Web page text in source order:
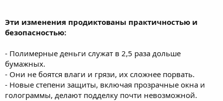
Эти изменения продиктованы практичностью и
безопасностью:
- Полимерные деньги служат в 2,5 раза дольше
бумажных.
- Они не боятся влаги и грязи, их сложнее порвать.
- Новые степени защиты, включая прозрачные окна и
голограммы, делают подделку почти невозможной.